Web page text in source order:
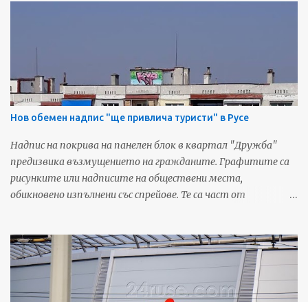
обясняват с циклон, който носи пясък от Сахара.
Източник: TVN За още любопитни новини и предстоящи
събития от Русе, харесайте нашата Фейсбук страница -
Русенските Новини
Нов обемен надпис "ще привлича туристи" в Русе
Надпис на покрива на панелен блок в квартал "Дружба"
предизвика възмущението на гражданите. Графитите са
рисунките или надписите на обществени места,
обикновено изпълнени със спрейове. Те са част от
търпимостта. "Прибираме се днес в къщи и на отсрещния
блок виждам въпросният надпис. Може и да не разбирам, но
едва ли е дума написана на друг език! И този "красив"
графит ще трябва да го гледам всеки ден! А какво ще обясня